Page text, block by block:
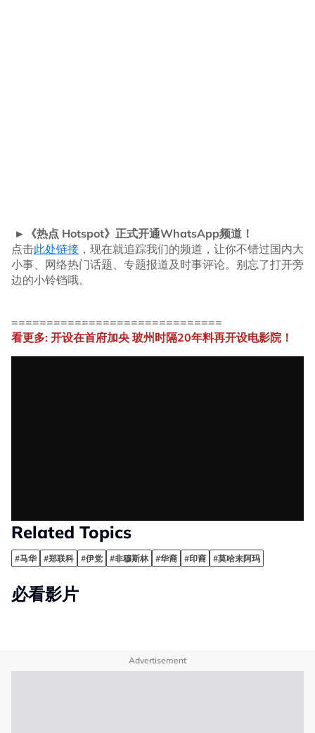
►《热点 Hotspot》正式开通WhatsApp频道！
点击此处链接 ，现在就追踪我们的频道，让你不错过国内大
小事、网络热门话题、专题报道及时事评论。别忘了打开旁
边的小铃铛哦。
==============================
看更多: 开设在首府加央 玻州时隔20年料再开设电影院！
Related Topics
#马华 #郑联科 #伊党 #非穆斯林 #华裔 #印裔 #莫哈末阿玛
必看影片
Advertisement